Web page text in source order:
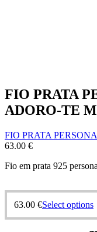
FIO PRATA
ADORO-TE
FIO PRATA
63.00 €
Fio em prata 925
63.00 €Select options